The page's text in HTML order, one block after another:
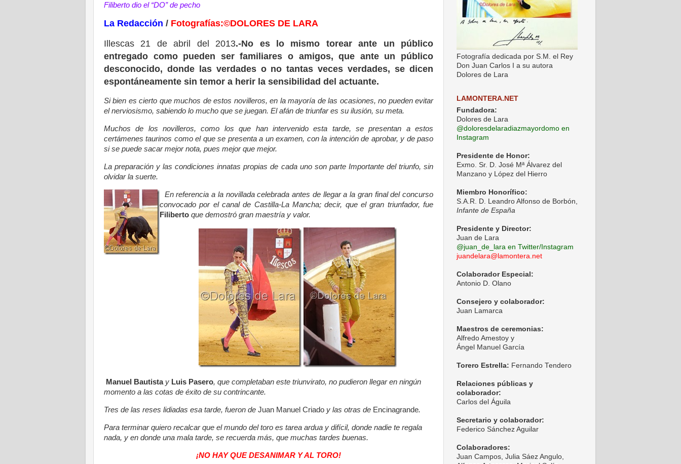
Filiberto dio el “DO” de pecho
La Redacción / Fotografías:©DOLORES DE LARA
Illescas 21 de abril del 2013.-No es lo mismo torear ante un público
entregado como pueden ser familiares o amigos, que ante un público
desconocido, donde las verdades o no tantas veces verdades, se dicen
espontáneamente sin temor a herir la sensibilidad del actuante.
Si bien es cierto que muchos de estos novilleros, en la mayoría de las ocasiones, no pueden evitar
el nerviosismo, sabiendo lo mucho que se juegan. El afán de triunfar es su ilusión, su meta.
Muchos de los novilleros, como los que han intervenido esta tarde, se presentan a estos
certámenes taurinos como el que se presenta a un examen, con la intención de aprobar, y de paso
si se puede sacar mejor nota, pues mejor que mejor.
La preparación y las condiciones innatas propias de cada uno son parte Importante del triunfo, sin
olvidar la suerte.
En referencia a la novillada celebrada antes de llegar a la gran final del concurso
convocado por el canal de Castilla-La Mancha; decir, que el gran triunfador, fue
Filiberto que demostró gran maestría y valor.
Manuel Bautistay Luis Pasero, que completaban este triunvirato, no pudieron llegar en ningún
momento a las cotas de éxito de su contrincante.
Tres de las reses lidiadas esa tarde, fueron de Juan Manuel Criado y las otras de Encinagrande.
Para terminar quiero recalcar que el mundo del toro es tarea ardua y difícil, donde nadie te regala
nada, y en donde una mala tarde, se recuerda más, que muchas tardes buenas.
¡NO HAY QUE DESANIMAR Y AL TORO!
Fotografía dedicada por S.M. el Rey
Don Juan Carlos I a su autora
Dolores de Lara
LAMONTERA.NET
Fundadora:
Dolores de Lara
@doloresdelaradiazmayordomo en
Instagram
Presidente de Honor:
Exmo. Sr. D. José Mª Álvarez del
Manzano y López del Hierro
Miembro Honorífico:
S.A.R. D. Leandro Alfonso de Borbón,
Infante de España
Presidente y Director:
Juan de Lara
@juan_de_lara en Twitter/Instagram
juandelara@lamontera.net
Colaborador Especial:
Antonio D. Olano
Consejero y colaborador:
Juan Lamarca
Maestros de ceremonias:
Alfredo Amestoy y
Ángel Manuel García
Torero Estrella: Fernando Tendero
Relaciones públicas y
colaborador:
Carlos del Águila
Secretario y colaborador:
Federico Sánchez Aguilar
Colaboradores:
Juan Campos, Julia Sáez Angulo,